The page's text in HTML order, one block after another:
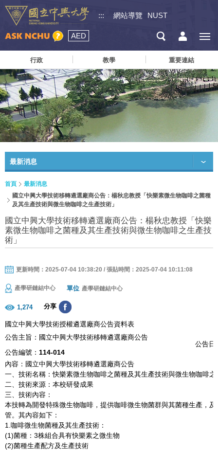
::: 網站導覽 NUST
AED
行政 教學 重要連結
最新消息
首頁
最新消息
國立中興大學技術移轉遴選廠商公告：楊秋忠教授「快樂素微生物咖啡之菌種
及其生產技術與微生物咖啡之生產技術」
國立中興大學技術移轉遴選廠商公告：楊秋忠教授「快樂
素微生物咖啡之菌種及其生產技術與微生物咖啡之生產技
術」
更新時間：2025-07-04 10:38:20 / 張貼時間：2025-07-04 10:11:08
產學研鏈結中心 單位 產學研鏈結中心
1,274 分享
國立中興大學技術授權遴選廠商公告資料表
公告主旨：國立中興大學技術移轉遴選廠商公告
公告日
公告編號： 114-014
內容：國立中興大學技術移轉遴選廠商公告
一、技術名稱：快樂素微生物咖啡之菌種及其生產技術與微生物咖啡之
二、技術來源：本校研發成果
三、技術內容：
本技轉為開發特殊微生物咖啡，提供咖啡微生物菌群與其菌種生產，
管。其內容如下：
1.咖啡微生物菌種及其生產技術：
(1)菌種：3株組合具有快樂素之微生物
(2)菌種生產配方及生產技術